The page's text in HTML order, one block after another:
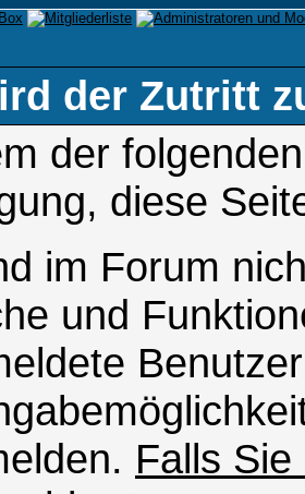
der Zutritt
der
diese
im Forum
und
Falls